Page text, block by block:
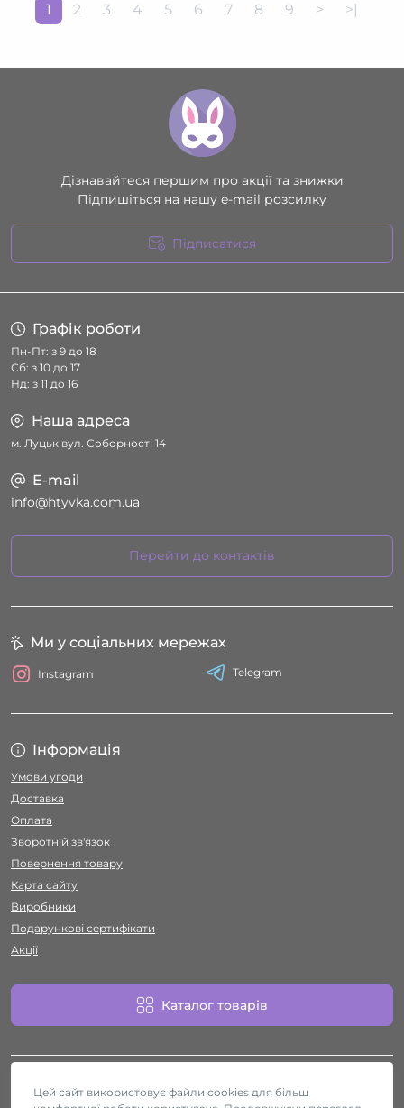
1 2 3 4 5 6 7 8 9 > >|
Дізнавайтеся першим про акції та знижки
Підпишіться на нашу e-mail розсилку
Підписатися
Графік роботи
Пн-Пт: з 9 до 18
Сб: з 10 до 17
Нд: з 11 до 16
Наша адреса
м. Луцьк вул. Соборності 14
E-mail
info@htyvka.com.ua
Перейти до контактів
Інформація
Умови угоди
Доставка
Оплата
Зворотній зв'язок
Повернення товару
Карта сайту
Виробники
Подарункові сертифікати
Акції
Каталог товарів
Ми у соціальних мережах
Instagram Telegram
Цей сайт використовує файли cookies для більш